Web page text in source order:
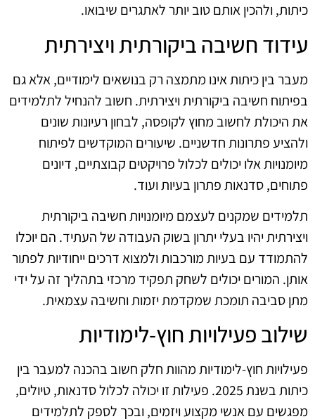
כיתות, ולהכין אותם טוב יותר לאתגרים שיבואו.
עידוד חשיבה ביקורתית ויצירתית
מעבר בין כיתות אינו מתמצה רק בנושאים לימודיים, אלא גם
בפיתוח חשיבה ביקורתית ויצירתית. חשוב להנחיל לתלמידים
את היכולת לחשוב מחוץ לקופסה, לבחון רעיונות שונים
ולהציע פתרונות חדשניים. שיעורים המוקדשים לפיתוח
מיומנויות אלו יכולים לכלול פרויקטים קבוצתיים, דיונים
פתוחים, סדנאות פתרון בעיות ועוד.
תלמידים שמקנים לעצמם מיומנויות חשיבה ביקורתית
ויצירתית יהיו בעלי יתרון בשוק העבודה של העתיד. הם יוכלו
להתמודד עם בעיות מורכבות ולמצוא דרכים ייחודיות לפתור
אותן. המורים יכולים לשחק תפקיד מרכזי בתהליך זה על ידי
מתן סביבה תומכת שמקדמת יזמות וחשיבה עצמאית.
שילוב פעילויות חוץ-לימודיות
פעילויות חוץ-לימודיות מהוות חלק חשוב בהכנה למעבר בין
כיתות בשנת 2025. פעילות זו יכולה לכלול סדנאות, טיולים,
מפגשים עם אנשי מקצוע ויזמים, ובכך לספק לתלמידים